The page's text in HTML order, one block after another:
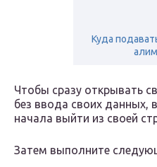
Куда
Чтобы сразу открывать
без ввода своих данных,
начала выйти из своей
Затем выполните